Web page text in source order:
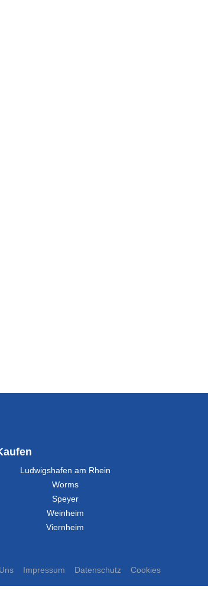
Ludwigshafen am Rhein
Worms
Speyer
Weinheim
Viernheim
Impressum Datenschutz Cookies